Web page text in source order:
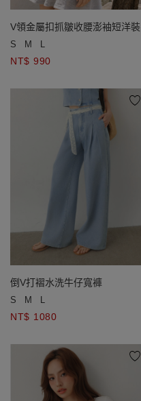
V領金屬扣抓皺收腰澎袖短洋裝
S M L
NT$ 990
倒V打褶水洗牛仔寬褲
S M L
NT$ 1080